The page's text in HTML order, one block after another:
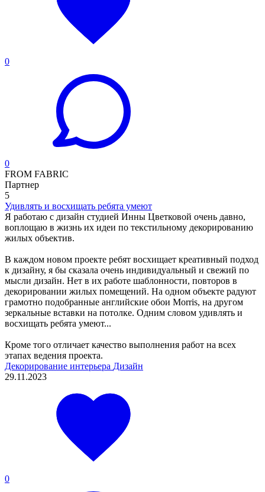
0
0
FROM FABRIC
Партнер
5
Удивлять и восхищать ребята умеют
Я работаю с дизайн студией Инны Цветковой очень давно,
воплощаю в жизнь их идеи по текстильному декорированию
жилых объектив.
В каждом новом проекте ребят восхищает креативный подход
к дизайну, я бы сказала очень индивидуальный и свежий по
мысли дизайн. Нет в их работе шаблонности, повторов в
декорировании жилых помещений. На одном объекте радуют
грамотно подобранные английские обои Morris, на другом
зеркальные вставки на потолке. Одним словом удивлять и
восхищать ребята умеют...
Кроме того отличает качество выполнения работ на всех
этапах ведения проекта.
Декорирование интерьера Дизайн
29.11.2023
0